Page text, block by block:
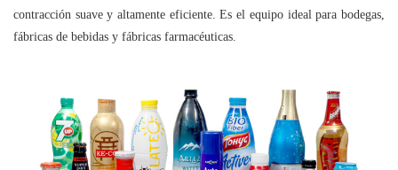
contracción suave y altamente eficiente. Es el equipo ideal para bodegas,
fábricas de bebidas y fábricas farmacéuticas.